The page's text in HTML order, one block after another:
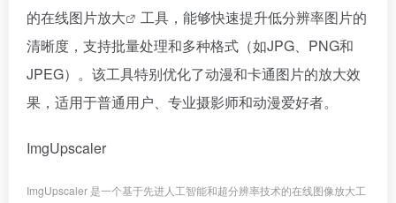
的在线图片放大
工具，能够快速提升低分辨率图片的
清晰度，支持批量处理和多种格式（如JPG、PNG和
JPEG）。该工具特别优化了动漫和卡通图片的放大效
果，适用于普通用户、专业摄影师和动漫爱好者。
ImgUpscaler
ImgUpscaler 是一个基于先进人工智能和超分辨率技术的在线图像放大工